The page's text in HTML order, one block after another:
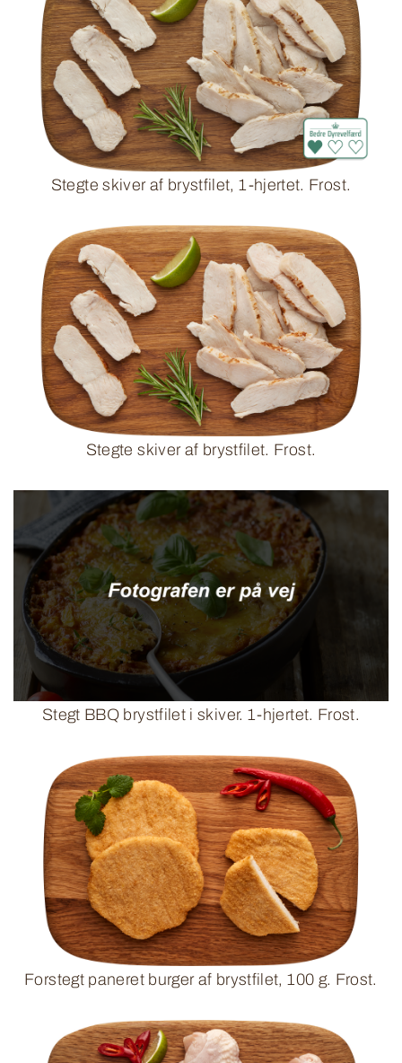
Stegte skiver af brystfilet, 1-hjertet. Frost.
Stegte skiver af brystfilet. Frost.
Stegt BBQ brystfilet i skiver. 1-hjertet. Frost.
Forstegt paneret burger af brystfilet, 100 g. Frost.